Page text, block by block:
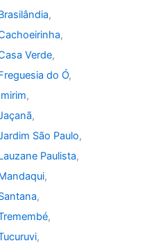
,
,
Verde,
do Ó,
,
,
São Paulo,
Paulista,
,
,
,
,